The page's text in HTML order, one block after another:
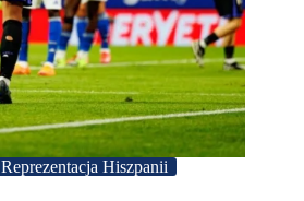
Reprezentacja Hiszpanii